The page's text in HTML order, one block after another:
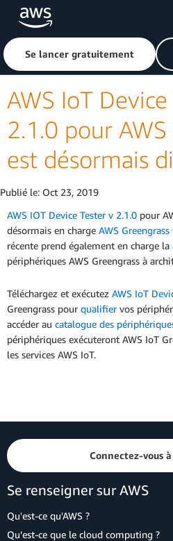
Passer au contenu principal
Cliquer ici pour revenir à
Se lancer gratuitement
AWS IoT
2.1.0 pour
est désormais
Publié le: Oct 23, 2019
AWS IOT Device Tester v 2.1.0 pour
désormais en charge AWS Greengrass
récente prend également en charge la
périphériques AWS Greengrass à
Téléchargez et exécutez AWS IoT
Greengrass pour qualifiervos
accéder au catalogue des
périphériques exécuteront AWS IoT
les services AWS IoT.
Connectez-vous
Se renseigner sur AWS
Qu'est-ce qu'AWS ?
Qu’est-ce que le cloud computing ?